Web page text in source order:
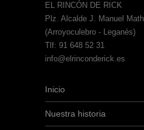
EL RINCÓN DE RICK
Plz. Alcalde J. Manuel
(Arroyoculebro - Leganés)
Tlf: 91 648 52 31
info@elrinconderick.es
Inicio
Nuestra historia